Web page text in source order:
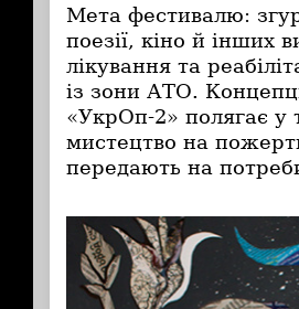
Мета фестивалю:
поезії, кіно й інших
лікування та
із зони АТО.
«УкрОп-2» полягає у
мистецтво на
передають на